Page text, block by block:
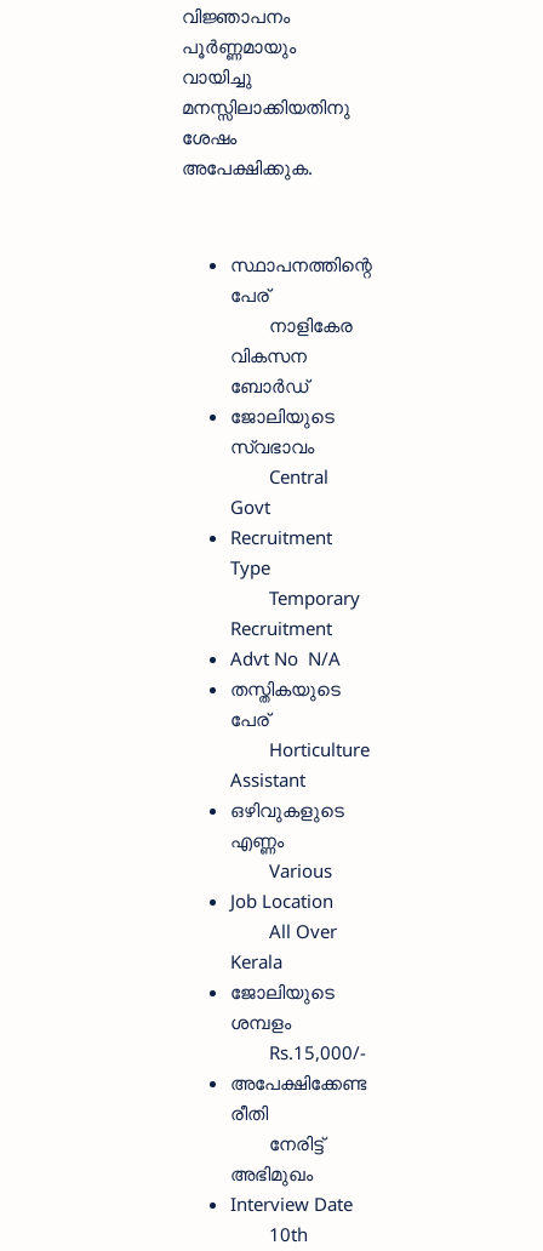
വിജ്ഞാപനം
പൂര്‍ണ്ണമായും
വായിച്ചു
മനസ്സിലാക്കിയതിനു
ശേഷം
അപേക്ഷിക്കുക.
സ്ഥാപനത്തിന്റെ
പേര്
നാളികേര
വികസന
ബോര്‍ഡ്
ജോലിയുടെ
സ്വഭാവം
Central
Govt
Recruitment
Type
Temporary
Recruitment
Advt No N/A
തസ്തികയുടെ
പേര്
Horticulture
Assistant
ഒഴിവുകളുടെ
എണ്ണം
Various
Job Location
All Over
Kerala
ജോലിയുടെ
ശമ്പളം
Rs.15,000/-
അപേക്ഷിക്കേണ്ട
രീതി
നേരിട്ട്
അഭിമുഖം
Interview Date
10th